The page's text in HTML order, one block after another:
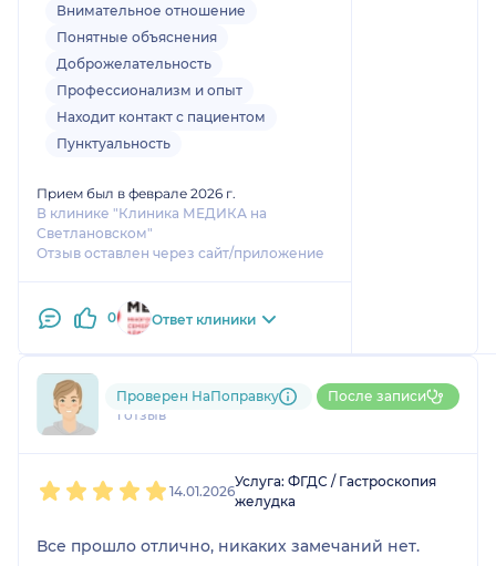
благодаря которой я не поддалась
панике.
Рекомендую клинику и врача для
прохождения данной процедуры и
дополнительных исследований.
Внимательное отношение
Понятные объяснения
Доброжелательность
Профессионализм и опыт
Находит контакт с пациентом
Пунктуальность
Прием был в феврале 2026 г.
В клинике "Клиника МЕДИКА на
Светлановском"
Отзыв оставлен через сайт/приложение
0 Ответ клиники
798....@....ru
1 отзыв
Проверен НаПоправку После записи
14.01.2026
Услуга: ФГДС / Гастроскопия
желудка
Все прошло отлично, никаких замечаний нет.